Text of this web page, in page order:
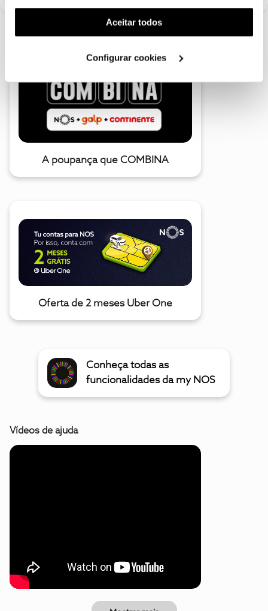
funcionalidade) e adaptar anúncios aos seus interesses
(cookies de publicidade personalizada). Pode gerir a
utilização dos cookies clicando em "Configurar
Aceitar todos
Configurar cookies
A poupança que COMBINA
Oferta de 2 meses Uber One
Conheça todas as
funcionalidades da my NOS
Vídeos de ajuda